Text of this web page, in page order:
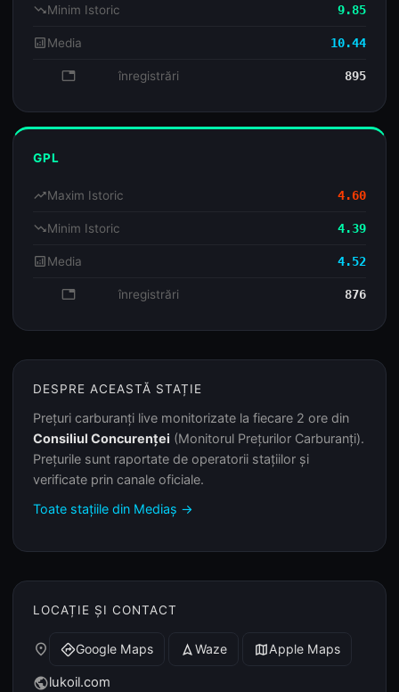
trending_downMinim Istoric 9.85
analyticsMedia 10.44
database înregistrări 895
GPL
trending_upMaxim Istoric 4.60
trending_downMinim Istoric 4.39
analyticsMedia 4.52
database înregistrări 876
DESPRE ACEASTĂ STAȚIE
Prețuri carburanți live monitorizate la fiecare 2 ore din
Consiliul Concurenței (Monitorul Prețurilor Carburanți).
Prețurile sunt raportate de operatorii stațiilor și
verificate prin canale oficiale.
Toate stațiile din Mediaș →
LOCAȚIE ȘI CONTACT
place directionsGoogle Maps navigation Waze mapApple Maps
publiclukoil.com